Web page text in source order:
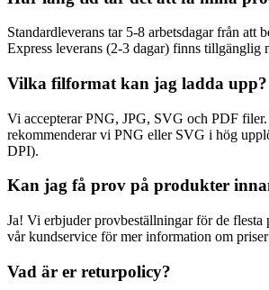
Standardleverans tar 5-8 arbetsdagar från att
Express leverans (2-3 dagar) finns tillgänglig
Vilka filformat kan jag ladda upp?
Vi accepterar PNG, JPG, SVG och PDF
rekommenderar vi PNG eller SVG i hög
DPI).
Kan jag få prov på produkter
Ja! Vi erbjuder provbeställningar för de flesta
vår kundservice för mer information om
Vad är er returpolicy?